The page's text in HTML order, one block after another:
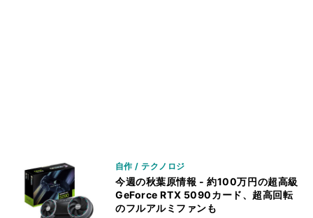
自作 / テクノロジ
今週の秋葉原情報 - 約100万円の超高級
GeForce RTX 5090カード、超高回転
のフルアルミファンも